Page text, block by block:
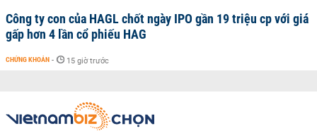
Công ty con của HAGL chốt ngày IPO gần 19 triệu cp với giá
gấp hơn 4 lần cổ phiếu HAG
CHỨNG KHOÁN - 15 giờ trước